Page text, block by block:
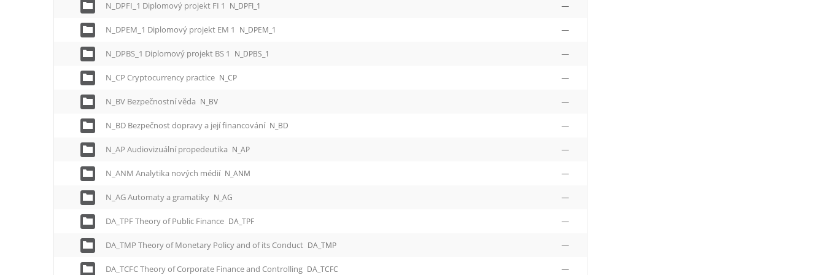
N_DPFI_1 Diplomový projekt FI 1 N_DPFI_1
N_DPEM_1 Diplomový projekt EM 1 N_DPEM_1
N_DPBS_1 Diplomový projekt BS 1 N_DPBS_1
N_CP Cryptocurrency practice N_CP
N_BV Bezpečnostní věda N_BV
N_BD Bezpečnost dopravy a její financování N_BD
N_AP Audiovizuální propedeutika N_AP
N_ANM Analytika nových médií N_ANM
N_AG Automaty a gramatiky N_AG
DA_TPF Theory of Public Finance DA_TPF
DA_TMP Theory of Monetary Policy and of its Conduct DA_TMP
DA_TCFC Theory of Corporate Finance and Controlling DA_TCFC